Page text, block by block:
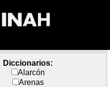
Diccionarios:
Alarcón
Arenas